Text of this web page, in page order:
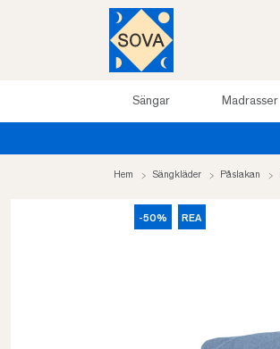
Sängar Madrasser
Hem Sängkläder Påslakan
-50% REA